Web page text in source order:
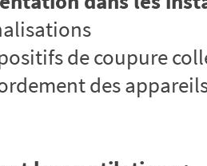
de coupure
des